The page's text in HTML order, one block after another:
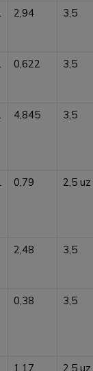
2,94 3,5
0,622 3,5
4,845 3,5
0,79 2,5
2,48 3,5
0,38 3,5
1,17 2,5